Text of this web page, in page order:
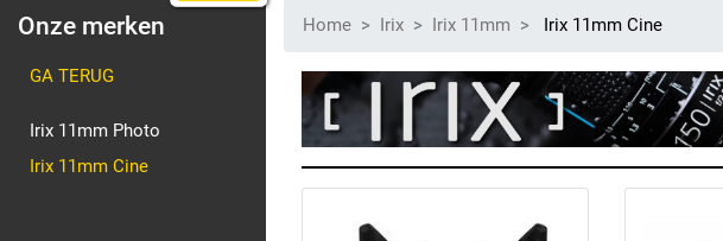
Onze merken
GA TERUG
Irix 11mm Photo
Irix 11mm Cine
Home Irix Irix 11mm Irix 11mm Cine